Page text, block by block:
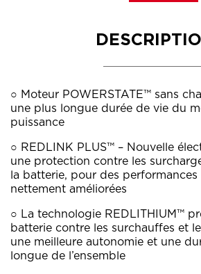
○ Moteur POWERSTATE™ sans
une plus longue durée de vie du
puissance
○ REDLINK PLUS™ – Nouvelle
une protection contre les
la batterie, pour des
nettement améliorées
○ La technologie REDLITHIUM™
batterie contre les surchauffes et
une meilleure autonomie et une
longue de l’ensemble